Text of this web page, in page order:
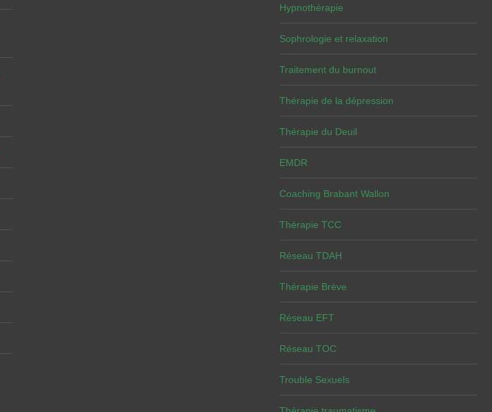
Hypnothérapie
Sophrologie et relaxation
Traitement du burnout
Thérapie de la dépression
Thérapie du Deuil
EMDR
Coaching Brabant Wallon
Thérapie TCC
Réseau TDAH
Thérapie Brève
Réseau EFT
Réseau TOC
Trouble Sexuels